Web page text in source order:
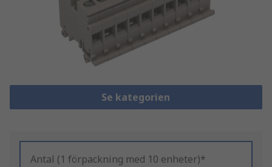
Se kategorien
Antal (1 förpackning med 10 enheter)*